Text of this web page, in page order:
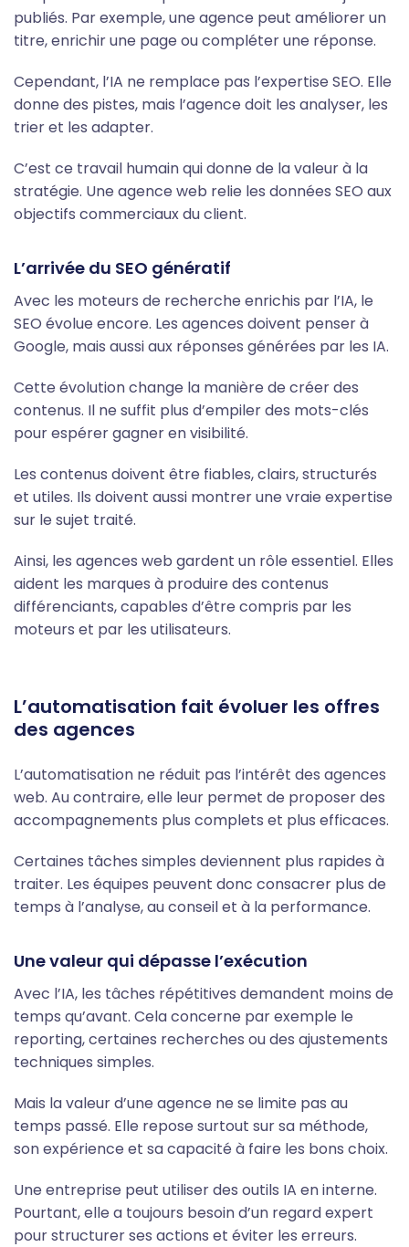
publiés. Par exemple, une agence peut améliorer un
titre, enrichir une page ou compléter une réponse.
Cependant, l’IA ne remplace pas l’expertise SEO. Elle
donne des pistes, mais l’agence doit les analyser, les
trier et les adapter.
C’est ce travail humain qui donne de la valeur à la
stratégie. Une agence web relie les données SEO aux
objectifs commerciaux du client.
L’arrivée du SEO génératif
Avec les moteurs de recherche enrichis par l’IA, le
SEO évolue encore. Les agences doivent penser à
Google, mais aussi aux réponses générées par les IA.
Cette évolution change la manière de créer des
contenus. Il ne suffit plus d’empiler des mots-clés
pour espérer gagner en visibilité.
Les contenus doivent être fiables, clairs, structurés
et utiles. Ils doivent aussi montrer une vraie expertise
sur le sujet traité.
Ainsi, les agences web gardent un rôle essentiel. Elles
aident les marques à produire des contenus
différenciants, capables d’être compris par les
moteurs et par les utilisateurs.
L’automatisation fait évoluer les offres
des agences
L’automatisation ne réduit pas l’intérêt des agences
web. Au contraire, elle leur permet de proposer des
accompagnements plus complets et plus efficaces.
Certaines tâches simples deviennent plus rapides à
traiter. Les équipes peuvent donc consacrer plus de
temps à l’analyse, au conseil et à la performance.
Une valeur qui dépasse l’exécution
Avec l’IA, les tâches répétitives demandent moins de
temps qu’avant. Cela concerne par exemple le
reporting, certaines recherches ou des ajustements
techniques simples.
Mais la valeur d’une agence ne se limite pas au
temps passé. Elle repose surtout sur sa méthode,
son expérience et sa capacité à faire les bons choix.
Une entreprise peut utiliser des outils IA en interne.
Pourtant, elle a toujours besoin d’un regard expert
pour structurer ses actions et éviter les erreurs.